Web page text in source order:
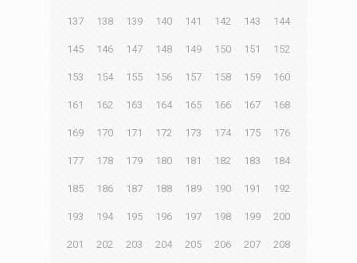
137 138 139 140 141 142 143 144
145 146 147 148 149 150 151 152
153 154 155 156 157 158 159 160
161 162 163 164 165 166 167 168
169 170 171 172 173 174 175 176
177 178 179 180 181 182 183 184
185 186 187 188 189 190 191 192
193 194 195 196 197 198 199 200
201 202 203 204 205 206 207 208